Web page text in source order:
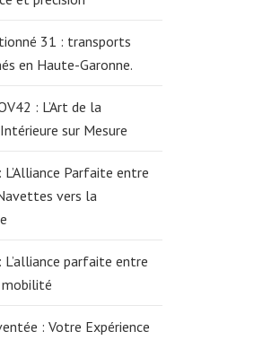
31 : transports
en Haute-Garonne.
: L’Art de la
sur Mesure
L’Alliance Parfaite entre
vers la
L’alliance parfaite entre
: Votre Expérience